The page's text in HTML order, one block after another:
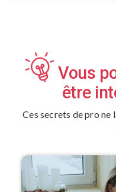
Vous
être
Ces secrets de pro ne